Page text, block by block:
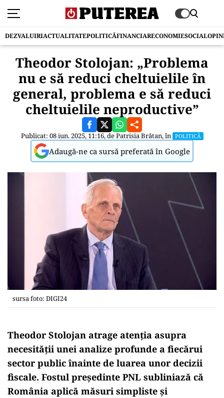
DEZVALUIRIACTUALITATEPOLITICĂFINANCIARECONOMIESOCIAL
Theodor Stolojan: „Problema
nu e să reduci cheltuielile în
general, problema e să reduci
cheltuielile neproductive”
Publicat: 08 iun. 2025, 11:16, dePatrisia Brătan, în POLITICĂ
Adaugă-ne ca sursă preferată în Google
sursa foto: DIGI24
Theodor Stolojan atrage atenția asupra
necesității unei analize profunde a fiecărui
sector public înainte de luarea unor decizii
fiscale. Fostul președinte PNL subliniază că
România aplică măsuri simpliste și